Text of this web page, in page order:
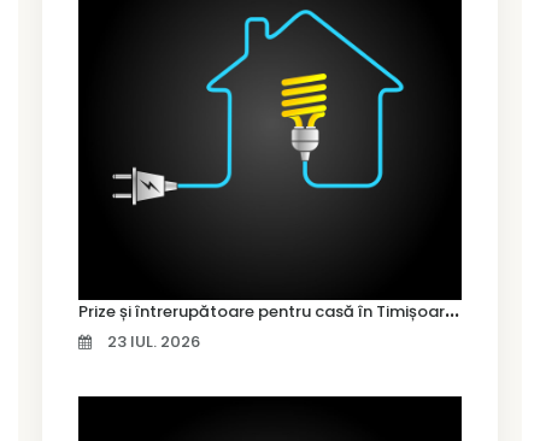
P
rize și întrerupătoare pentru casă în Timișoara – cum alegi variantele potrivite
23 IUL. 2026